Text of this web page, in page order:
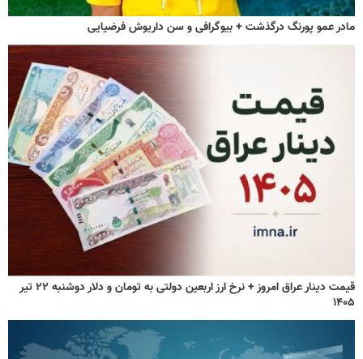
مادر عمو پورنگ درگذشت + بیوگرافی و سن داریوش فرضیایی
قیمت دینار عراق امروز + نرخ ارز اربعین دولتی به تومان و دلار دوشنبه ۲۲ تیر
۱۴۰۵